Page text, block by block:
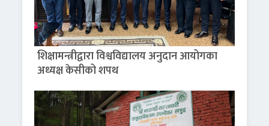
शिक्षामन्त्रीद्वारा विश्वविद्यालय अनुदान आयोगका
अध्यक्ष केसीको शपथ